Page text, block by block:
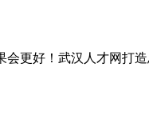
会更好！武汉人才网打